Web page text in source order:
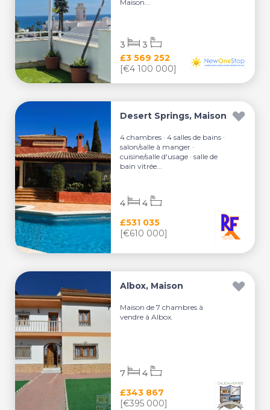
Maison...
£3 569 252
[€4 100 000]
3 3
Desert Springs, Maison
4 chambres · 4 salles de bains ·
salon/salle à manger ·
cuisine/salle d'usage · salle de
bain vitrée...
£531 035
[€610 000]
4 4
Albox, Maison
Maison de 7 chambres à
vendre à Albox.
£343 867
[€395 000]
7 4